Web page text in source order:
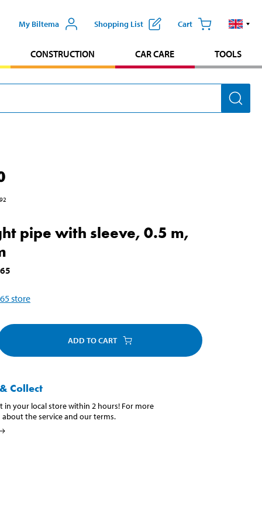
My Biltema Shopping List Cart
CONSTRUCTION CAR CARE TOOLS
pipe with sleeve, 0.5 m,
65store
ADD TO CART
Collect
in your local store within 2 hours! For more
the service and our terms.